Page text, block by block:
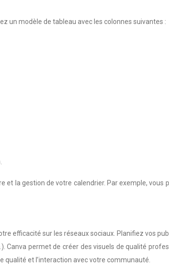
un modèle de tableau avec les colonnes suivantes :
et la gestion de votre calendrier. Par exemple,
efficacité sur les réseaux sociaux. Planifiez vos
Canva permet de créer des visuels de qualité
et l’interaction avec votre communauté.